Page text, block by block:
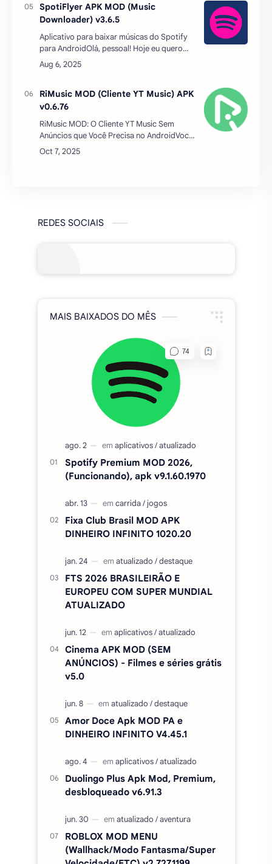
SpotiFlyer APK MOD (Music
Downloader) v3.6.5
Aplicativo para baixar músicas do Spotify
para AndroidOlá, pessoal! Hoje eu quero
compartilhar com vocês uma dica incrível
para quem ama música e quer baixar suas
RiMusic MOD (Cliente YT Music) APK
v0.6.76
RiMusic MOD: O Cliente YT Music Sem
Anúncios que Você Precisa no AndroidVocê
é fã de música e adora explorar o vasto
catálogo do YouTube Music, mas acha os
REDES SOCIAIS
MAIS BAIXADOS DO MÊS
Spotify Premium MOD 2026,
(Funcionando), apk v9.1.60.1970
Fixa Club Brasil MOD APK
DINHEIRO INFINITO 1020.20
FTS 2026 BRASILEIRÃO E
EUROPEU COM SUPER MUNDIAL
ATUALIZADO
Cinema APK MOD (SEM
ANÚNCIOS) - Filmes e séries grátis
v5.0
Amor Doce Apk MOD PA e
DINHEIRO INFINITO V4.45.1
Duolingo Plus Apk Mod, Premium,
desbloqueado v6.91.3
ROBLOX MOD MENU
(Wallhack/Modo Fantasma/Super